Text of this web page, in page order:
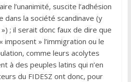
l’unanimité, suscite l’adhésion
dans la société scandinave (y
; il serait donc faux de dire que
» l’immigration ou le
comme leurs acolytes
à des peuples latins qui n’en
du FIDESZ ont donc, pour